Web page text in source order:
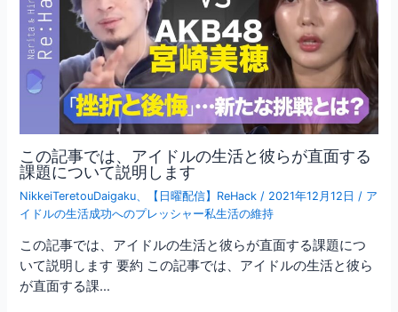
この記事では、アイドルの生活と彼らが直面する
課題について説明します
NikkeiTeretouDaigaku 【日曜配信】ReHack / 2021年12月12日 / ア
イドルの生活成功へのプレッシャー私生活の維持
この記事では、アイドルの生活と彼らが直面する課題につ
いて説明します 要約 この記事では、アイドルの生活と彼ら
が直面する課…